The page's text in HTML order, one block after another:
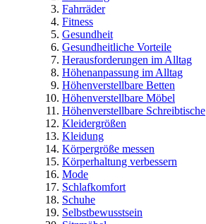
Fahrräder
Fitness
Gesundheit
Gesundheitliche Vorteile
Herausforderungen im Alltag
Höhenanpassung im Alltag
Höhenverstellbare Betten
Höhenverstellbare Möbel
Höhenverstellbare Schreibtische
Kleidergrößen
Kleidung
Körpergröße messen
Körperhaltung verbessern
Mode
Schlafkomfort
Schuhe
Selbstbewusstsein